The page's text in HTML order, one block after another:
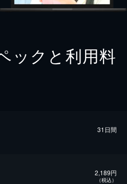
ックと利用料
31日間
2,189円
（税込）